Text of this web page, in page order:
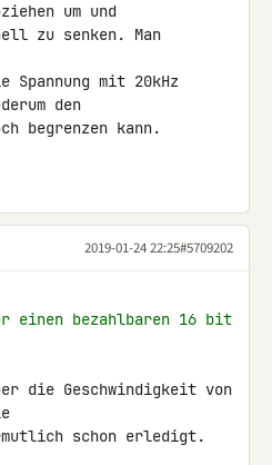
um und
zu senken. Man
mit 20kHz
den
begrenzen kann.
2019-01-24 22:25#5709202
einen bezahlbaren 16 bit
die Geschwindigkeit von
schon erledigt.